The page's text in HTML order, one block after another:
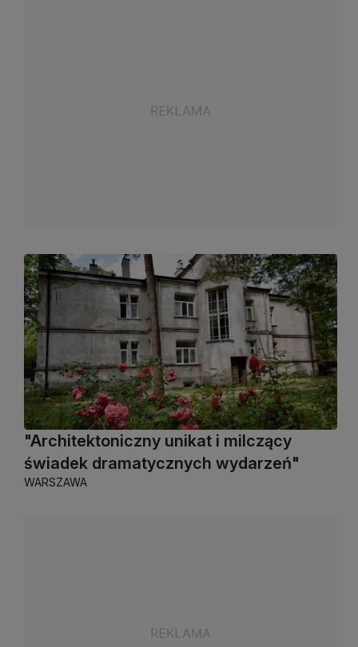
"Architektoniczny unikat i milczący
świadek dramatycznych wydarzeń"
WARSZAWA